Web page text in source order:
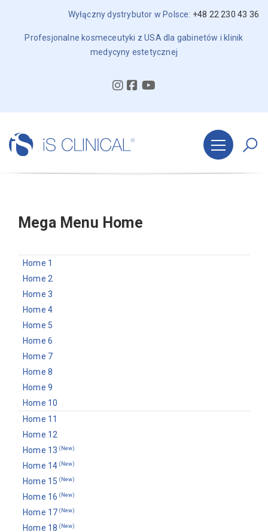
Wyłączny dystrybutor w Polsce: +48 22 230 43 36
Profesjonalne kosmeceutyki z USA dla gabinetów i klinik
medycyny estetycznej
Mega Menu Home
Home 1
Home 2
Home 3
Home 4
Home 5
Home 6
Home 7
Home 8
Home 9
Home 10
Home 11
Home 12
Home 13 (New)
Home 14 (New)
Home 15 (New)
Home 16 (New)
Home 17 (New)
Home 18 (New)